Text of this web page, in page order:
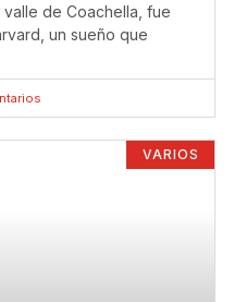
de Coachella, fue
un sueño que
VARIOS